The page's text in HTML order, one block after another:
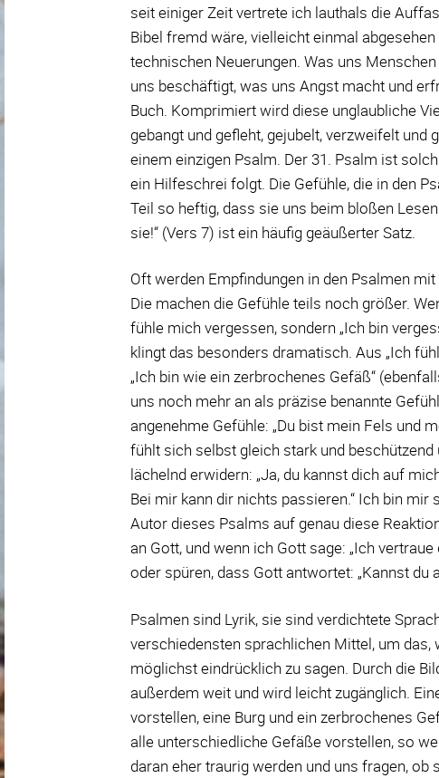
seit einiger Zeit vertrete ich lauthals die
Bibel fremd wäre, vielleicht einmal
technischen Neuerungen. Was uns
uns beschäftigt, was uns Angst macht und
Buch. Komprimiert wird diese unglaubliche
gebangt und gefleht, gejubelt, verzweifelt und
einem einzigen Psalm. Der 31. Psalm ist
ein Hilfeschrei folgt. Die Gefühle, die in den
Teil so heftig, dass sie uns beim bloßen
sie!“ (Vers 7) ist ein häufig geäußerter Satz.
Oft werden Empfindungen in den Psalmen
Die machen die Gefühle teils noch größer.
fühle mich vergessen, sondern „Ich bin
klingt das besonders dramatisch. Aus „Ich
„Ich bin wie ein zerbrochenes Gefäß“
uns noch mehr an als präzise benannte
angenehme Gefühle: „Du bist mein Fels und
fühlt sich selbst gleich stark und
lächelnd erwidern: „Ja, du kannst dich auf
Bei mir kann dir nichts passieren.“ Ich bin
Autor dieses Psalms auf genau diese
an Gott, und wenn ich Gott sage: „Ich
oder spüren, dass Gott antwortet: „Kannst du
Psalmen sind Lyrik, sie sind verdichtete
verschiedensten sprachlichen Mittel, um
möglichst eindrücklich zu sagen. Durch die
außerdem weit und wird leicht zugänglich.
vorstellen, eine Burg und ein zerbrochenes
alle unterschiedliche Gefäße vorstellen, so
daran eher traurig werden und uns fragen, ob